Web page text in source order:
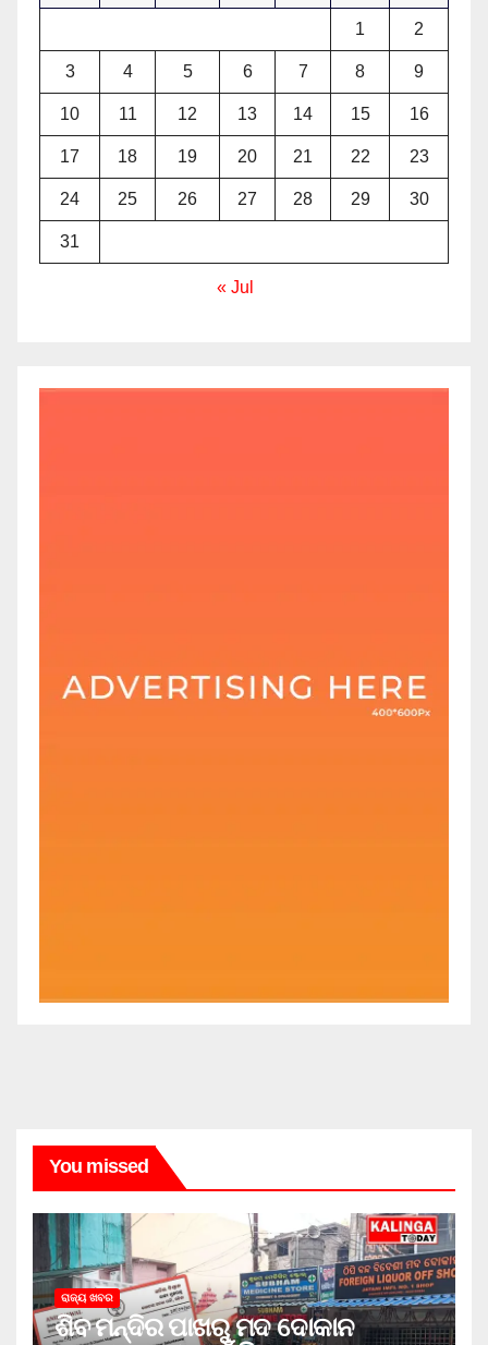
1 2
3 4 5 6 7 8 9
10 11 12 13 14 15 16
17 18 19 20 21 22 23
24 25 26 27 28 29 30
31
« Jul
You missed
ରାଜ୍ୟ ଖବର
ଶିବ ମନ୍ଦିର ପାଖରୁ ମଦ ଦୋକାନ